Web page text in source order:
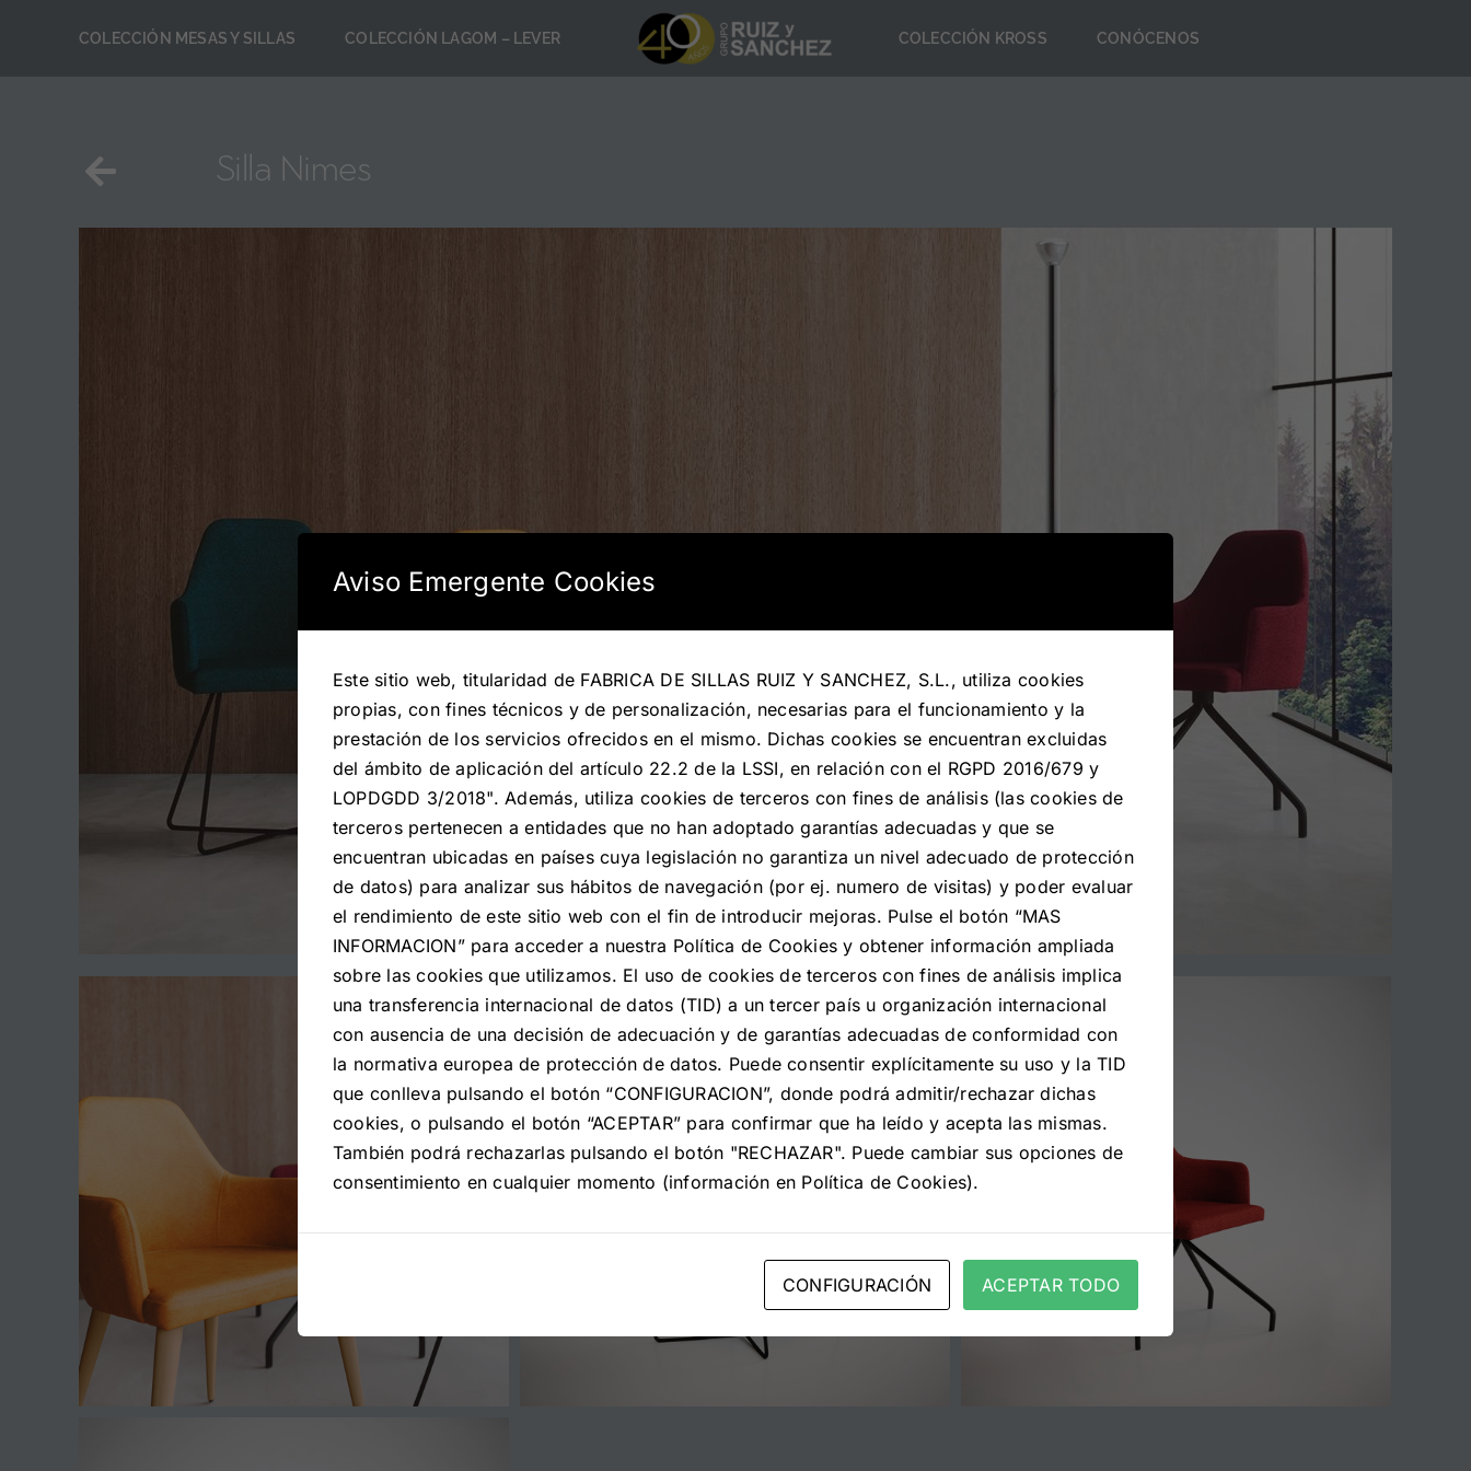
COLECCIÓN MESAS Y SILLAS COLECCIÓN LAGOM – LEVER COLECCIÓN KROSS CONÓCENOS
Silla Nimes
Aviso Emergente Cookies
Este sitio web, titularidad de FABRICA DE SILLAS RUIZ Y SANCHEZ, S.L., utiliza cookies
propias, con fines técnicos y de personalización, necesarias para el funcionamiento y la
prestación de los servicios ofrecidos en el mismo. Dichas cookies se encuentran excluidas
del ámbito de aplicación del artículo 22.2 de la LSSI, en relación con el RGPD 2016/679 y
LOPDGDD 3/2018". Además, utiliza cookies de terceros con fines de análisis (las cookies de
terceros pertenecen a entidades que no han adoptado garantías adecuadas y que se
encuentran ubicadas en países cuya legislación no garantiza un nivel adecuado de protección
de datos) para analizar sus hábitos de navegación (por ej. numero de visitas) y poder evaluar
el rendimiento de este sitio web con el fin de introducir mejoras. Pulse el botón “MAS
INFORMACION” para acceder a nuestra Política de Cookies y obtener información ampliada
sobre las cookies que utilizamos. El uso de cookies de terceros con fines de análisis implica
una transferencia internacional de datos (TID) a un tercer país u organización internacional
con ausencia de una decisión de adecuación y de garantías adecuadas de conformidad con
la normativa europea de protección de datos. Puede consentir explícitamente su uso y la TID
que conlleva pulsando el botón “CONFIGURACION”, donde podrá admitir/rechazar dichas
cookies, o pulsando el botón “ACEPTAR” para confirmar que ha leído y acepta las mismas.
También podrá rechazarlas pulsando el botón "RECHAZAR". Puede cambiar sus opciones de
consentimiento en cualquier momento (información en Política de Cookies).
CONFIGURACIÓN ACEPTAR TODO